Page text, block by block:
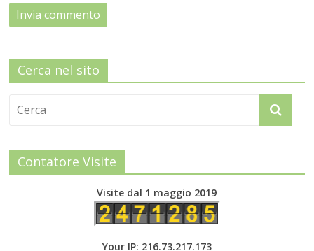
Cerca nel sito
Contatore Visite
Visite dal 1 maggio 2019
Your IP: 216.73.217.173